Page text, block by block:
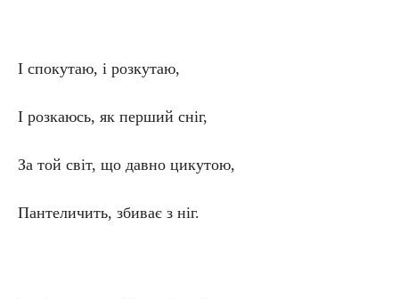
І спокутаю, і розкутаю,
І розкаюсь, як перший сніг,
За той світ, що давно цикутою,
Пантеличить, збиває з ніг.